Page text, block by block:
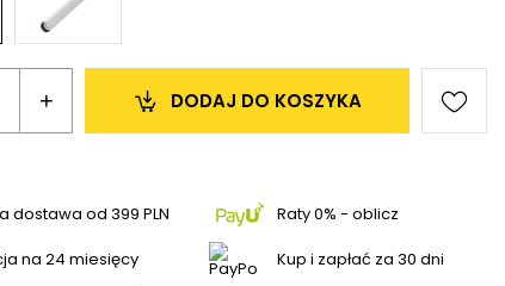
+ DO KOSZYKA
dostawa od399 PLN
Raty 0% - oblicz
na 24 miesięcy
Kup i zapłać za 30 dni